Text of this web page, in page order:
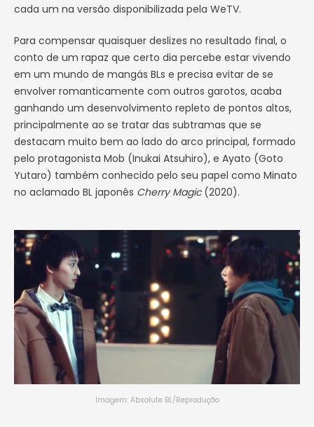
cada um na versão disponibilizada pela WeTV.
Para compensar quaisquer deslizes no resultado final, o
conto de um rapaz que certo dia percebe estar vivendo
em um mundo de mangás BLs e precisa evitar de se
envolver romanticamente com outros garotos, acaba
ganhando um desenvolvimento repleto de pontos altos,
principalmente ao se tratar das subtramas que se
destacam muito bem ao lado do arco principal, formado
pelo protagonista Mob (Inukai Atsuhiro), e Ayato (Goto
Yutaro) também conhecido pelo seu papel como Minato
no aclamado BL japonês Cherry Magic(2020).
Imagem: Absolute BL/Reprodução